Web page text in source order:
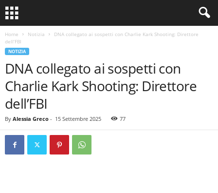
Home Notizia
DNA collegato ai sospetti con Charlie Kark Shooting: Direttore
dell’FBI
NOTIZIA
DNA collegato ai sospetti con
Charlie Kark Shooting: Direttore
dell’FBI
By Alessia Greco - 15 Settembre 2025 77